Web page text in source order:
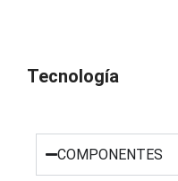
Tecnología
COMPONENTES